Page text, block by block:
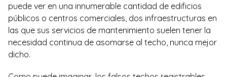
puede ver en una innumerable cantidad de edificios
públicos o centros comerciales, dos infraestructuras en
las que sus servicios de mantenimiento suelen tener la
necesidad continua de asomarse al techo, nunca mejor
dicho.